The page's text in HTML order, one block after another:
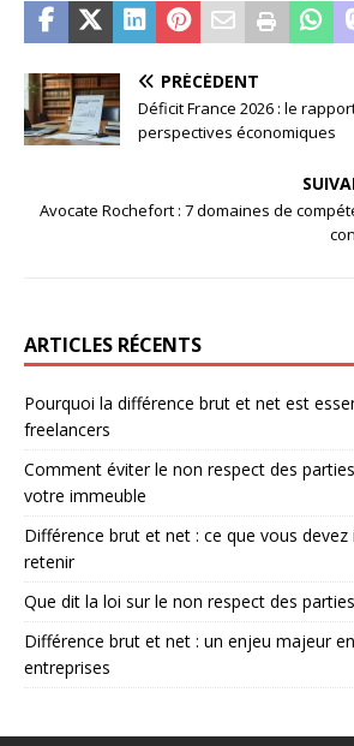
PRÉCÉDENT
Déficit France 2026 : le
perspectives économiques
Avocate Rochefort : 7 domaines de
ARTICLES RÉCENTS
Pourquoi la différence brut et net est
freelancers
Comment éviter le non respect des
votre immeuble
Différence brut et net : ce que vous
retenir
Que dit la loi sur le non respect des
Différence brut et net : un enjeu majeur
entreprises